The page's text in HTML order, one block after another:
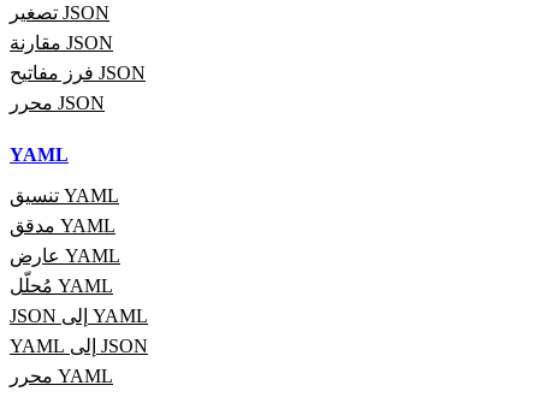
تصغير JSON
مقارنة JSON
فرز مفاتيح JSON
محرر JSON
YAML
تنسيق YAML
مدقق YAML
عارض YAML
مُحلّل YAML
JSON إلى YAML
YAML إلى JSON
محرر YAML